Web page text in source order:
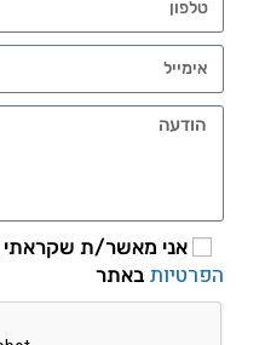
אני מאשר/ת שקראתי
הפרטיות באתר